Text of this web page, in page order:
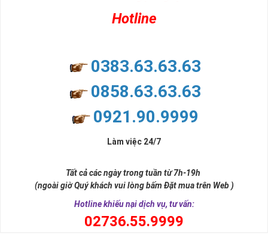
Hotline
0383.63.63.63
0858.63.63.63
0921.90.9999
Làm việc 24/7
Tất cả các ngày trong tuần từ 7h-19h
(ngoài giờ Quý khách vui lòng bấm Đặt mua trên Web )
Hotline khiếu nại dịch vụ, tư vấn:
02736.55.9999